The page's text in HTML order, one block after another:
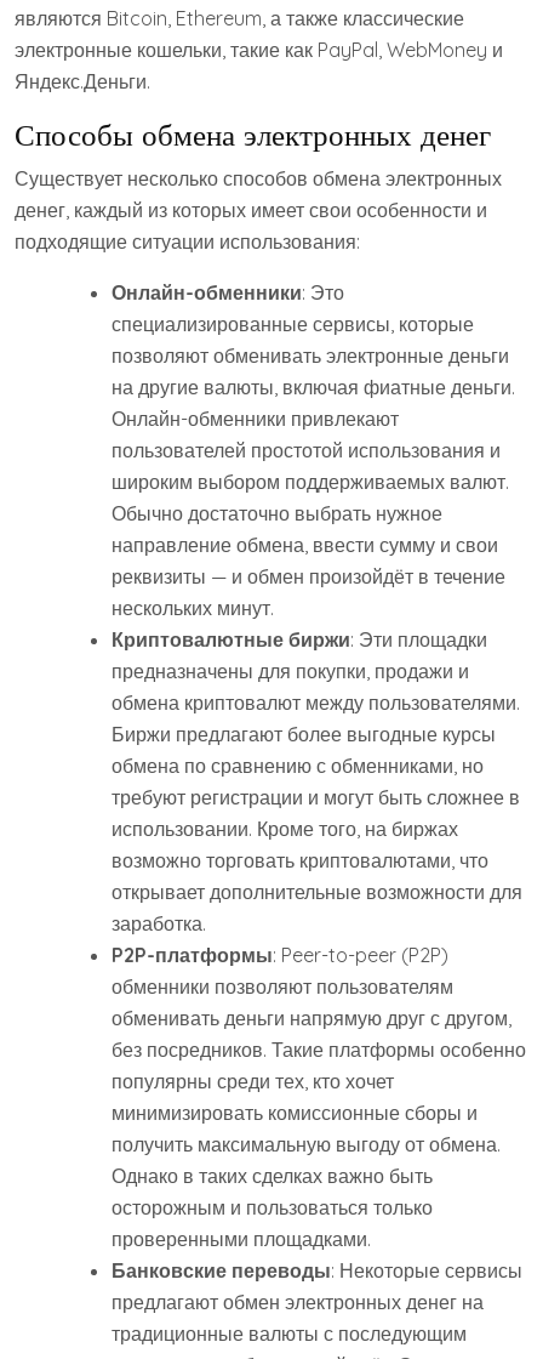
являются Bitcoin, Ethereum, а также классические
электронные кошельки, такие как PayPal, WebMoney и
Яндекс.Деньги.
Способы обмена электронных денег
Существует несколько способов обмена электронных
денег, каждый из которых имеет свои особенности и
подходящие ситуации использования:
Онлайн-обменники: Это
специализированные сервисы, которые
позволяют обменивать электронные деньги
на другие валюты, включая фиатные деньги.
Онлайн-обменники привлекают
пользователей простотой использования и
широким выбором поддерживаемых валют.
Обычно достаточно выбрать нужное
направление обмена, ввести сумму и свои
реквизиты — и обмен произойдёт в течение
нескольких минут.
Криптовалютные биржи: Эти площадки
предназначены для покупки, продажи и
обмена криптовалют между пользователями.
Биржи предлагают более выгодные курсы
обмена по сравнению с обменниками, но
требуют регистрации и могут быть сложнее в
использовании. Кроме того, на биржах
возможно торговать криптовалютами, что
открывает дополнительные возможности для
заработка.
P2P-платформы: Peer-to-peer (P2P)
обменники позволяют пользователям
обменивать деньги напрямую друг с другом,
без посредников. Такие платформы особенно
популярны среди тех, кто хочет
минимизировать комиссионные сборы и
получить максимальную выгоду от обмена.
Однако в таких сделках важно быть
осторожным и пользоваться только
проверенными площадками.
Банковские переводы: Некоторые сервисы
предлагают обмен электронных денег на
традиционные валюты с последующим